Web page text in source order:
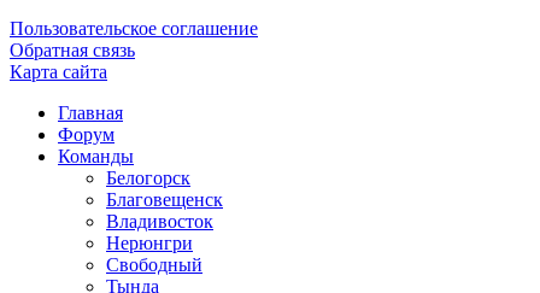
Пользовательское соглашение
Обратная связь
Карта сайта
Главная
Форум
Команды
Белогорск
Благовещенск
Владивосток
Нерюнгри
Свободный
Тында